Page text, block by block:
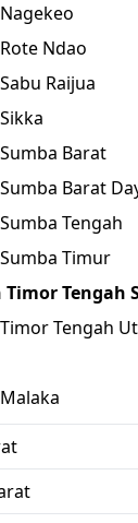
Ndao
Raijua
Barat
Barat
Tengah
Timur
Tengah
Tengah